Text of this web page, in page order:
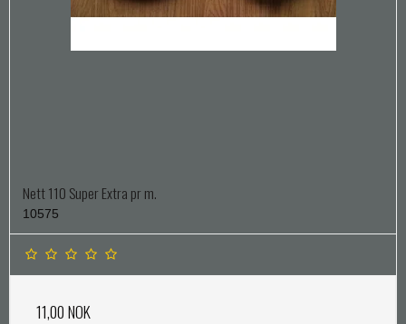
Nett 110 Super Extra pr m.
10575
11,00 NOK